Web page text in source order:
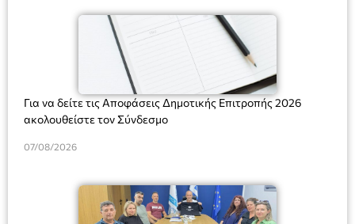
Για να δείτε τις Αποφάσεις Δημοτικής Επιτροπής 2026
ακολουθείστε τον Σύνδεσμο
07/08/2026